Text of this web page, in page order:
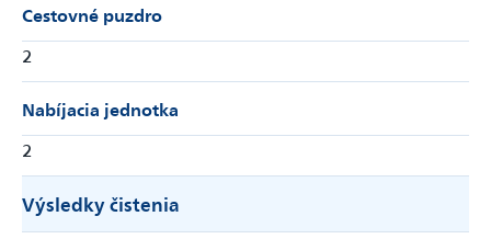
Cestovné puzdro
2
Nabíjacia jednotka
2
Výsledky čistenia